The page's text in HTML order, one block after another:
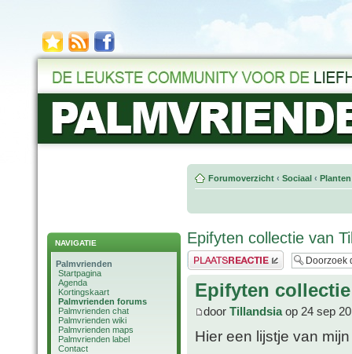
NAVIGATIE
Palmvrienden
Startpagina
Agenda
Kortingskaart
Palmvrienden forums
Palmvrienden chat
Palmvrienden wiki
Palmvrienden maps
Palmvrienden label
Contact
Forumoverzicht ‹ Sociaal ‹
Epifyten collectie van
Plaats een reactie
Epifyten
door Tillandsiaop 24 sep
Hier een lijstje van